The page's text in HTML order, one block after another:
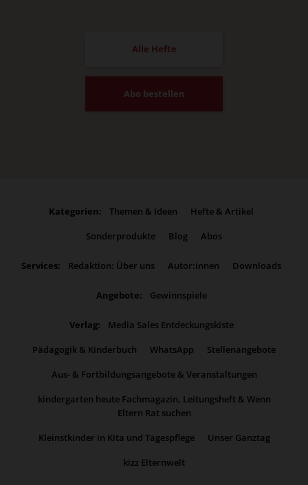
Alle Hefte
Abo bestellen
Kategorien: Themen & Ideen
Hefte & Artikel
Sonderprodukte
Blog Abos
Services: Redaktion: Über uns Autor:innen Downloads
Angebote: Gewinnspiele
Verlag:
Media Sales Entdeckungskiste
Pädagogik & Kinderbuch
WhatsApp
Stellenangebote
Aus- & Fortbildungsangebote & Veranstaltungen
kindergarten heute Fachmagazin, Leitungsheft & Wenn
Eltern Rat suchen
Kleinstkinder in Kita und Tagespflege
Unser Ganztag
kizz Elternwelt